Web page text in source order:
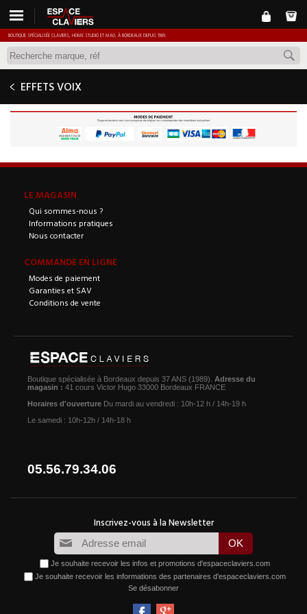
BOUTIQUE SPÉCIALISÉE CLAVIERS, HOME STUDIO ET MAO, À BORDEAUX DEPUIS 1989.
EFFETS VOIX
LE MAGASIN
Qui sommes-nous ?
Informations pratiques
Nous contacter
COMMANDE EN LIGNE
Modes de paiement
Garanties et SAV
Conditions de vente
Boutique spécialisée à Bordeaux depuis 37 ANS (1989). Adresse du
magasin : 41 cours Victor Hugo 33000 Bordeaux FRANCE
Horaires d'ouverture Du mardi au vendredi : 10h-12 h / 14h-19 h
Le samedi : 10h-12h / 14h-18 h
05.56.79.34.06
Je souhaite recevoir les infos et promotions d'espaceclaviers.com
Je souhaite recevoir les informations des partenaires d'espaceclaviers.com
Se désabonner